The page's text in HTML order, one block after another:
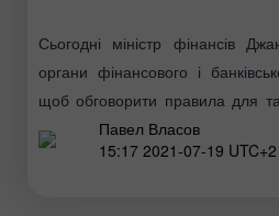
Сьогодні міністр фінансів
органи фінансового і
щоб обговорити правила для
основної частини ринку
чиновники не мають
Павел Власов
15:17 2021-07-19 UTC+2